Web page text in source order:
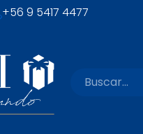
+56 9 5417 4477